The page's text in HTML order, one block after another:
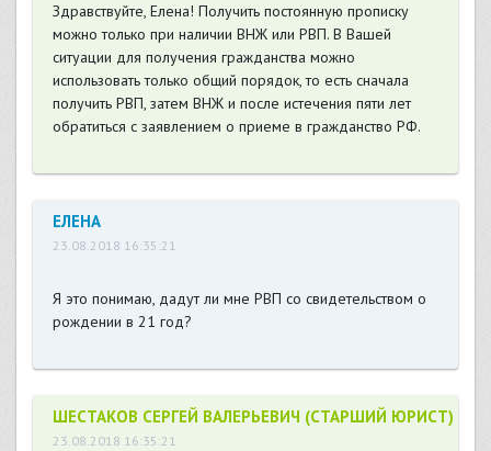
Здравствуйте, Елена! Получить постоянную прописку
можно только при наличии ВНЖ или РВП. В Вашей
ситуации для получения гражданства можно
использовать только общий порядок, то есть сначала
получить РВП, затем ВНЖ и после истечения пяти лет
обратиться с заявлением о приеме в гражданство РФ.
ЕЛЕНА
23.08.2018 16:35:21
Я это понимаю, дадут ли мне РВП со свидетельством о
рождении в 21 год?
ШЕСТАКОВ СЕРГЕЙ ВАЛЕРЬЕВИЧ (СТАРШИЙ ЮРИСТ)
23.08.2018 16:35:21